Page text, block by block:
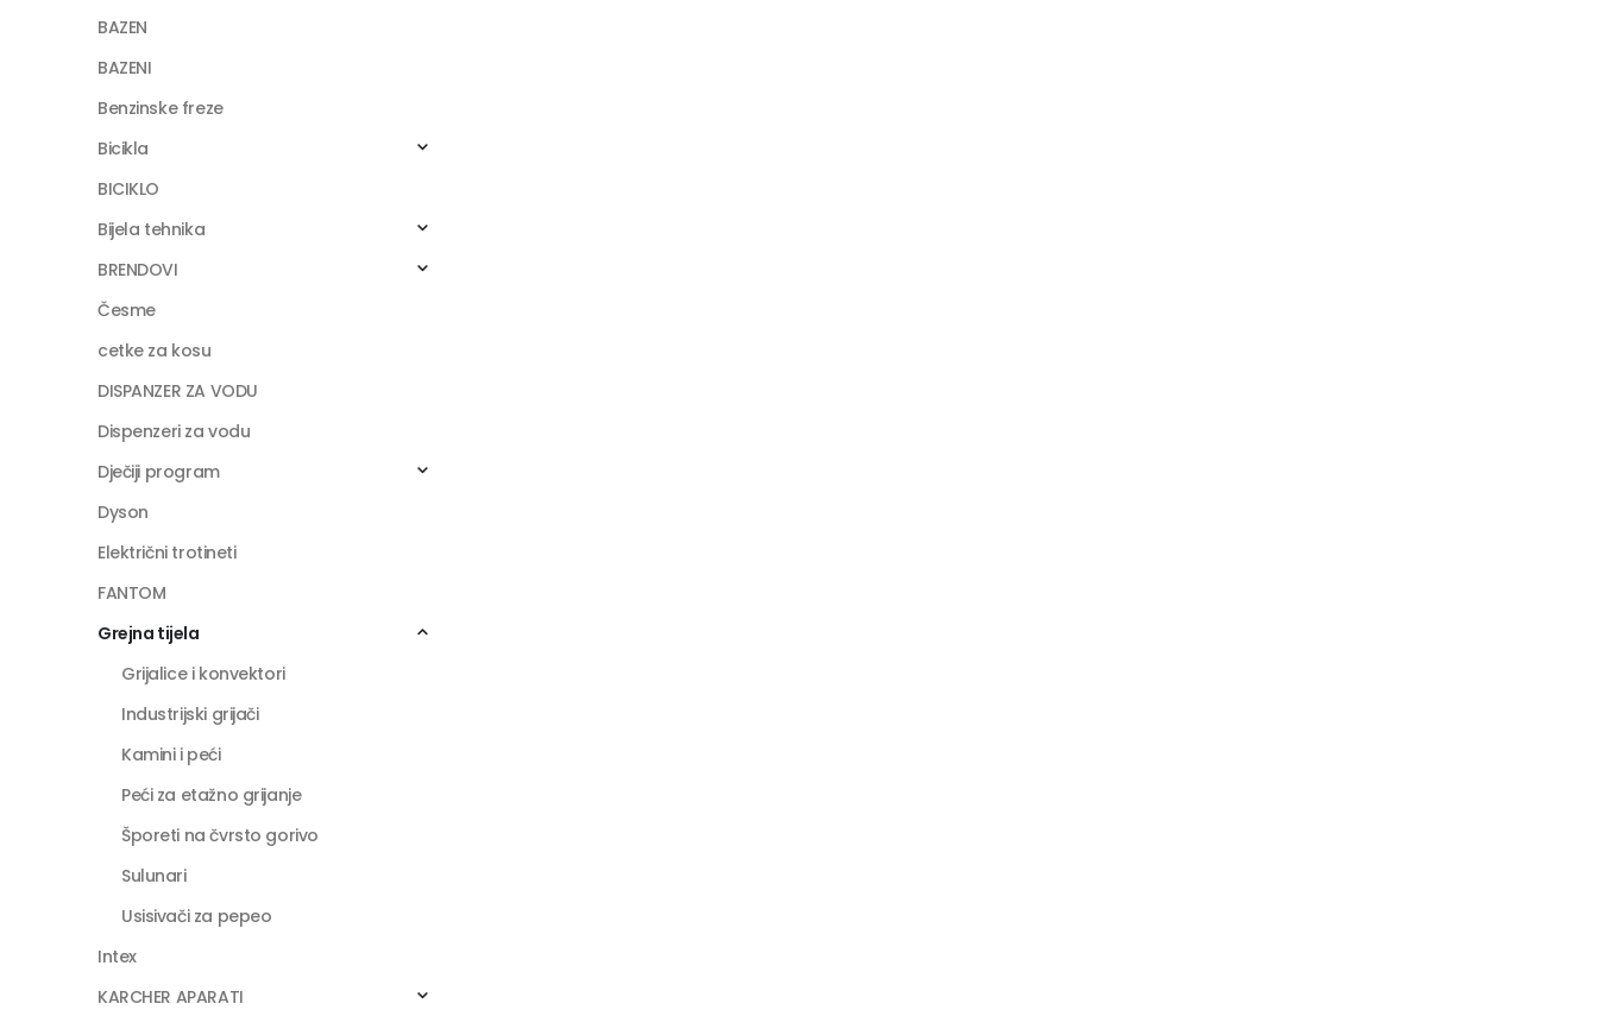
BAZEN
BAZENI
Benzinske freze
Bicikla
BICIKLO
Bijela tehnika
BRENDOVI
Česme
cetke za kosu
DISPANZER ZA VODU
Dispenzeri za vodu
Dječiji program
Dyson
Električni trotineti
FANTOM
Grejna tijela
Grijalice i konvektori
Industrijski grijači
Kamini i peći
Peći za etažno grijanje
Šporeti na čvrsto gorivo
Sulunari
Usisivači za pepeo
Intex
KARCHER APARATI